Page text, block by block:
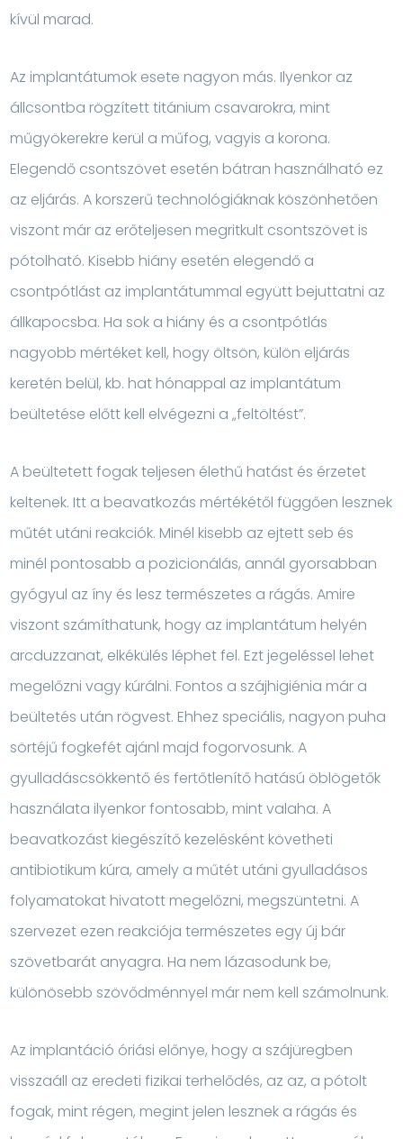
kívül marad.
Az implantátumok esete nagyon más. Ilyenkor az
állcsontba rögzített titánium csavarokra, mint
műgyökerekre kerül a műfog, vagyis a korona.
Elegendő csontszövet esetén bátran használható ez
az eljárás. A korszerű technológiáknak köszönhetően
viszont már az erőteljesen megritkult csontszövet is
pótolható. Kisebb hiány esetén elegendő a
csontpótlást az implantátummal együtt bejuttatni az
állkapocsba. Ha sok a hiány és a csontpótlás
nagyobb mértéket kell, hogy öltsön, külön eljárás
keretén belül, kb. hat hónappal az implantátum
beültetése előtt kell elvégezni a „feltöltést”.
A beültetett fogak teljesen élethű hatást és érzetet
keltenek. Itt a beavatkozás mértékétől függően lesznek
műtét utáni reakciók. Minél kisebb az ejtett seb és
minél pontosabb a pozicionálás, annál gyorsabban
gyógyul az íny és lesz természetes a rágás. Amire
viszont számíthatunk, hogy az implantátum helyén
arcduzzanat, elkékülés léphet fel. Ezt jegeléssel lehet
megelőzni vagy kúrálni. Fontos a szájhigiénia már a
beültetés után rögvest. Ehhez speciális, nagyon puha
sörtéjű fogkefét ajánl majd fogorvosunk. A
gyulladáscsökkentő és fertőtlenítő hatású öblögetők
használata ilyenkor fontosabb, mint valaha. A
beavatkozást kiegészítő kezelésként követheti
antibiotikum kúra, amely a műtét utáni gyulladásos
folyamatokat hivatott megelőzni, megszüntetni. A
szervezet ezen reakciója természetes egy új bár
szövetbarát anyagra. Ha nem lázasodunk be,
különösebb szövődménnyel már nem kell számolnunk.
Az implantáció óriási előnye, hogy a szájüregben
visszaáll az eredeti fizikai terhelődés, az az, a pótolt
fogak, mint régen, megint jelen lesznek a rágás és